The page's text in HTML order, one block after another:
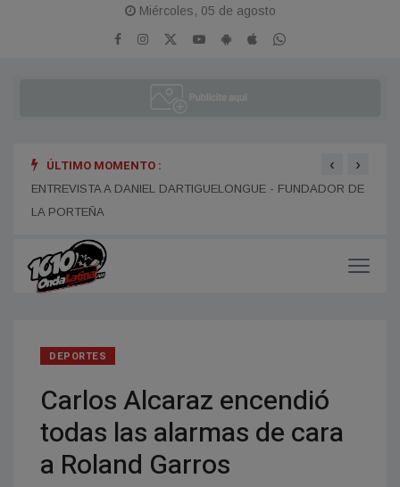
Miércoles, 05 de agosto
ÚLTIMO MOMENTO :
ENTREVISTA A DANIEL DARTIGUELONGUE - FUNDADOR DE
LA PORTEÑA
ENTREVISTA A ALEJANDRO KIM
‹ ›
DEPORTES
Carlos Alcaraz encendió
todas las alarmas de cara
a Roland Garros